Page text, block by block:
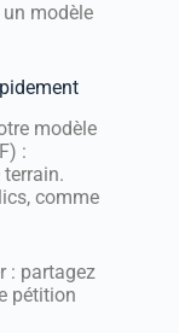
modèle
modèle
:
comme
: partagez
pétition